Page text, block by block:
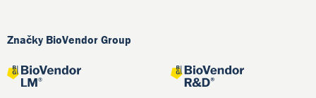
Značky BioVendor Group